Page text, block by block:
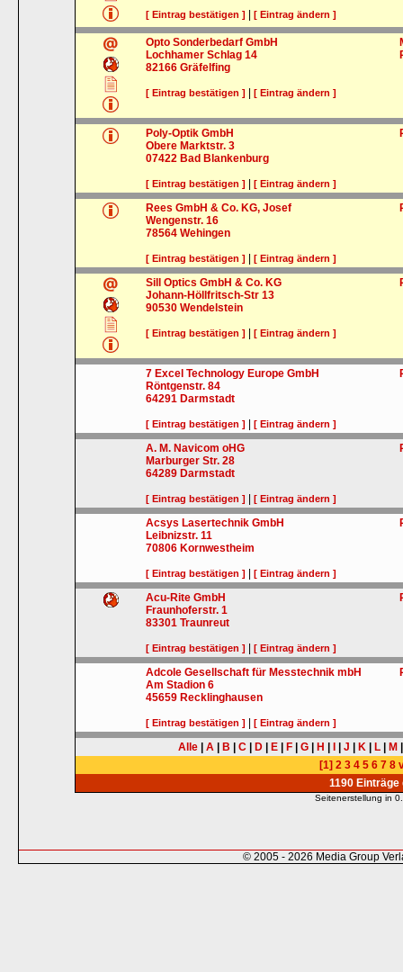
[ Eintrag bestätigen ] |[ Eintrag ändern ]
Opto Sonderbedarf GmbH
Lochhamer Schlag 14
82166 Gräfelfing
[ Eintrag bestätigen ] |[ Eintrag ändern ]
Poly-Optik GmbH
Obere Marktstr. 3
07422 Bad Blankenburg
[ Eintrag bestätigen ] |[ Eintrag ändern ]
Rees GmbH & Co. KG, Josef
Wengenstr. 16
78564 Wehingen
[ Eintrag bestätigen ] |[ Eintrag ändern ]
Sill Optics GmbH & Co. KG
Johann-Höllfritsch-Str 13
90530 Wendelstein
[ Eintrag bestätigen ] |[ Eintrag ändern ]
7 Excel Technology Europe GmbH
Röntgenstr. 84
64291 Darmstadt
[ Eintrag bestätigen ] |[ Eintrag ändern ]
A. M. Navicom oHG
Marburger Str. 28
64289 Darmstadt
[ Eintrag bestätigen ] |[ Eintrag ändern ]
Acsys Lasertechnik GmbH
Leibnizstr. 11
70806 Kornwestheim
[ Eintrag bestätigen ] |[ Eintrag ändern ]
Acu-Rite GmbH
Fraunhoferstr. 1
83301 Traunreut
[ Eintrag bestätigen ] |[ Eintrag ändern ]
Adcole Gesellschaft für Messtechnik mbH
Am Stadion 6
45659 Recklinghausen
[ Eintrag bestätigen ] |[ Eintrag ändern ]
Alle A B C D E F G H J K L M
[1] 2 3 4 5 6 7 8
1190 Einträge
Seitenerstellung in
© 2005 - 2026 Media Group